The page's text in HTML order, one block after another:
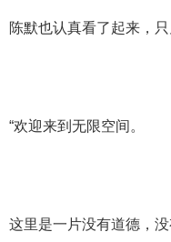
陈默也认真看了起来，只
“欢迎来到无限空间。
这里是一片没有道德，